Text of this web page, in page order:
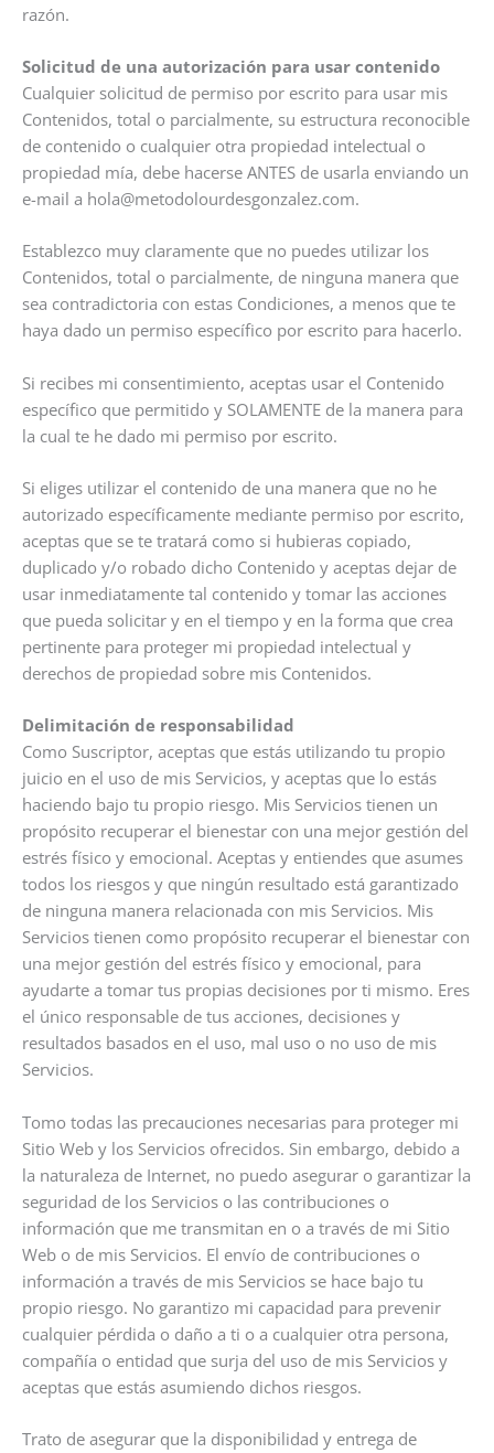
razón.
Solicitud de una autorización para usar contenido
Cualquier solicitud de permiso por escrito para usar mis
Contenidos, total o parcialmente, su estructura reconocible
de contenido o cualquier otra propiedad intelectual o
propiedad mía, debe hacerse ANTES de usarla enviando un
e-mail a hola@metodolourdesgonzalez.com.
Establezco muy claramente que no puedes utilizar los
Contenidos, total o parcialmente, de ninguna manera que
sea contradictoria con estas Condiciones, a menos que te
haya dado un permiso específico por escrito para hacerlo.
Si recibes mi consentimiento, aceptas usar el Contenido
específico que permitido y SOLAMENTE de la manera para
la cual te he dado mi permiso por escrito.
Si eliges utilizar el contenido de una manera que no he
autorizado específicamente mediante permiso por escrito,
aceptas que se te tratará como si hubieras copiado,
duplicado y/o robado dicho Contenido y aceptas dejar de
usar inmediatamente tal contenido y tomar las acciones
que pueda solicitar y en el tiempo y en la forma que crea
pertinente para proteger mi propiedad intelectual y
derechos de propiedad sobre mis Contenidos.
Delimitación de responsabilidad
Como Suscriptor, aceptas que estás utilizando tu propio
juicio en el uso de mis Servicios, y aceptas que lo estás
haciendo bajo tu propio riesgo. Mis Servicios tienen un
propósito recuperar el bienestar con una mejor gestión del
estrés físico y emocional. Aceptas y entiendes que asumes
todos los riesgos y que ningún resultado está garantizado
de ninguna manera relacionada con mis Servicios. Mis
Servicios tienen como propósito recuperar el bienestar con
una mejor gestión del estrés físico y emocional, para
ayudarte a tomar tus propias decisiones por ti mismo. Eres
el único responsable de tus acciones, decisiones y
resultados basados ​​en el uso, mal uso o no uso de mis
Servicios.
Tomo todas las precauciones necesarias para proteger mi
Sitio Web y los Servicios ofrecidos. Sin embargo, debido a
la naturaleza de Internet, no puedo asegurar o garantizar la
seguridad de los Servicios o las contribuciones o
información que me transmitan en o a través de mi Sitio
Web o de mis Servicios. El envío de contribuciones o
información a través de mis Servicios se hace bajo tu
propio riesgo. No garantizo mi capacidad para prevenir
cualquier pérdida o daño a ti o a cualquier otra persona,
compañía o entidad que surja del uso de mis Servicios y
aceptas que estás asumiendo dichos riesgos.
Trato de asegurar que la disponibilidad y entrega de